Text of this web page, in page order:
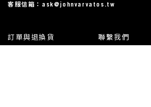
訂單與退換貨 聯繫我們
客服信箱：ask@johnvarvatos.tw